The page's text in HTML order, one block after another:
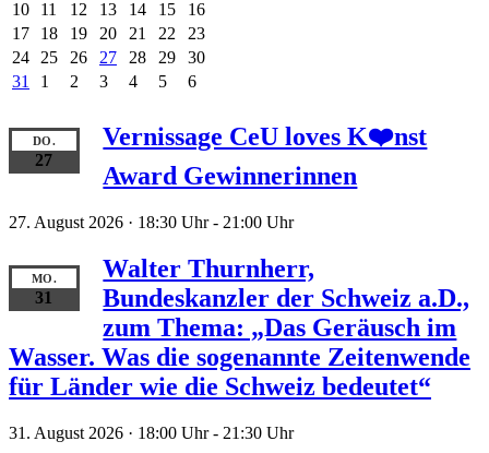
10 11 12 13 14 15
16
17
18 19 20 21 22
23
24
25 26 27 28 29
30
31
1 2 3 4 5 6
DO.
27
Vernissage CeU loves K❤️nst
Award Gewinnerinnen
27. August 2026 · 18:30 Uhr- 21:00 Uhr
MO.
31
Walter Thurnherr,
Bundeskanzler der Schweiz a.D.,
zum Thema: „Das Geräusch im
Wasser. Was die sogenannte Zeitenwende
für Länder wie die Schweiz bedeutet“
31. August 2026 · 18:00 Uhr- 21:30 Uhr